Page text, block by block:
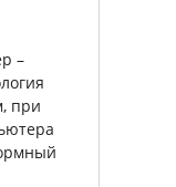
–
при